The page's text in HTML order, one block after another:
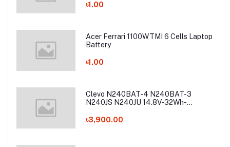
৳1.00
Acer Ferrari 1100WTMI 6 Cells Laptop
Battery
৳1.00
Clevo N240BAT-4 N240BAT-3
N240JS N240JU 14.8V-32Wh-
৳3,900.00